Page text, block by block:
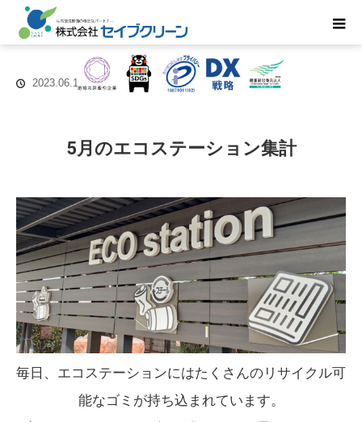
2023.06.12
5月のエコステーション集計
毎日、エコステーションにはたくさんのリサイクル可
能なゴミが持ち込まれています。